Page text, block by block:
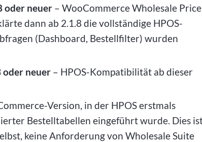
oder neuer– WooCommerce Wholesale
dann ab 2.1.8 die vollständige HPOS-
(Dashboard, Bestellfilter) wurden
oder neuer– HPOS-Kompatibilität ab dieser
Version, in der HPOS erstmals
Bestelltabellen eingeführt wurde. Dies
keine Anforderung von Wholesale Suite